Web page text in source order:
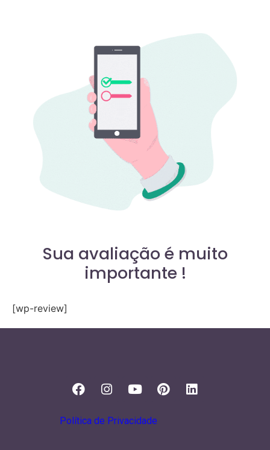
Sua avaliação é muito
importante !
[wp-review]
Política de Privacidade